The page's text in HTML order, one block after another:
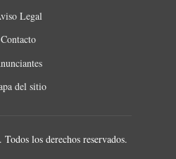
Legal
Contacto
del sitio
los derechos reservados.